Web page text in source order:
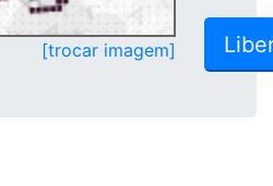
[trocar imagem]